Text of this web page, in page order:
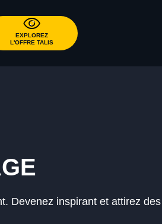
EXPLOREZ
L'OFFRE TALIS
Devenez inspirant et attirez des